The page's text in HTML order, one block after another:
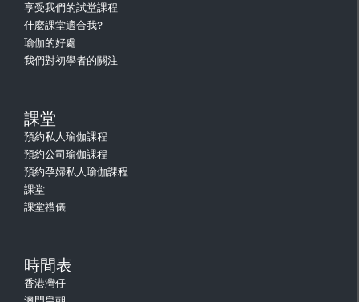
享受我們的試堂課程
什麼課堂適合我?
瑜伽的好處
我們對初學者的關注
課堂
預約私人瑜伽課程
預約公司瑜伽課程
預約孕婦私人瑜伽課程
課堂
課堂禮儀
時間表
香港灣仔